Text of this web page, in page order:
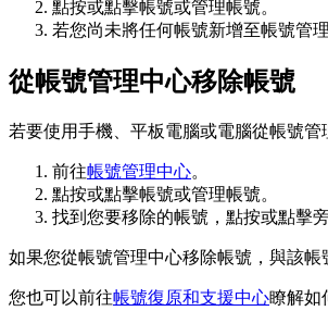
點按或點擊帳號或管理帳號。
若您尚未將任何帳號新增至帳號管
從帳號管理中心移除帳號
若要使用手機、平板電腦或電腦從帳號管
前往帳號管理中心。
點按或點擊帳號或管理帳號。
找到您要移除的帳號，點按或點擊
如果您從帳號管理中心移除帳號，與該帳
您也可以前往帳號復原和支援中心瞭解如